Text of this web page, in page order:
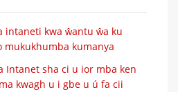
intaneti kwa ŵantu ŵa ku
mukukhumba kumanya
Intanet sha ci u ior mba ken
kwagh u i gbe u ú fa cii